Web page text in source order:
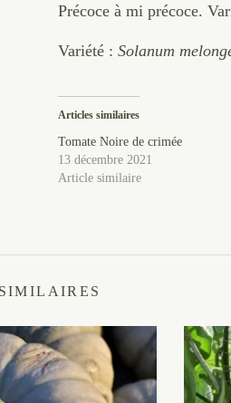
Précoce à mi précoce.
Variété :Solanum
Articles similaires
Tomate Noire de crimée
13 décembre 2021
Article similaire